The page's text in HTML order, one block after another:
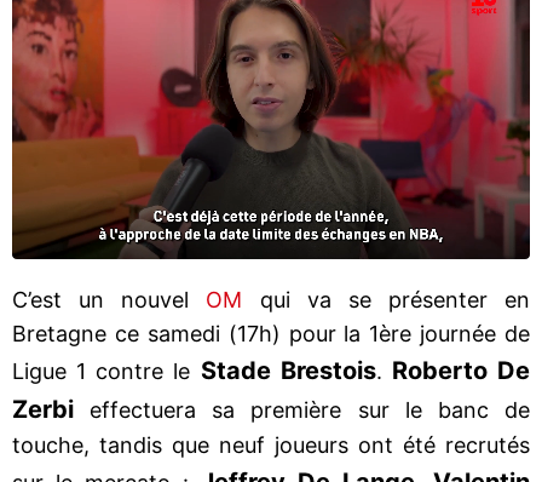
C’est un nouvel OM qui va se présenter en
Bretagne ce samedi (17h) pour la 1ère journée de
Ligue 1 contre le Stade Brestois. Roberto De
Zerbi effectuera sa première sur le banc de
touche, tandis que neuf joueurs ont été recrutés